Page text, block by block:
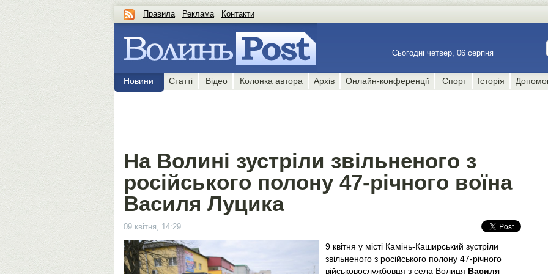
Правила Реклама Контакти
Сьогодні четвер, 06 серпня
Новини Статті Відео Колонка автора Архів Онлайн-конференції Спорт Історія
На Волині зустріли звільненого з
російського полону 47-річного воїна
Василя Луцика
09 квітня, 14:29
9 квітня у місті Камінь-Каширський зустріли
звільненого з російського полону 47-річного
військовослужбовця з села Волиця Василя